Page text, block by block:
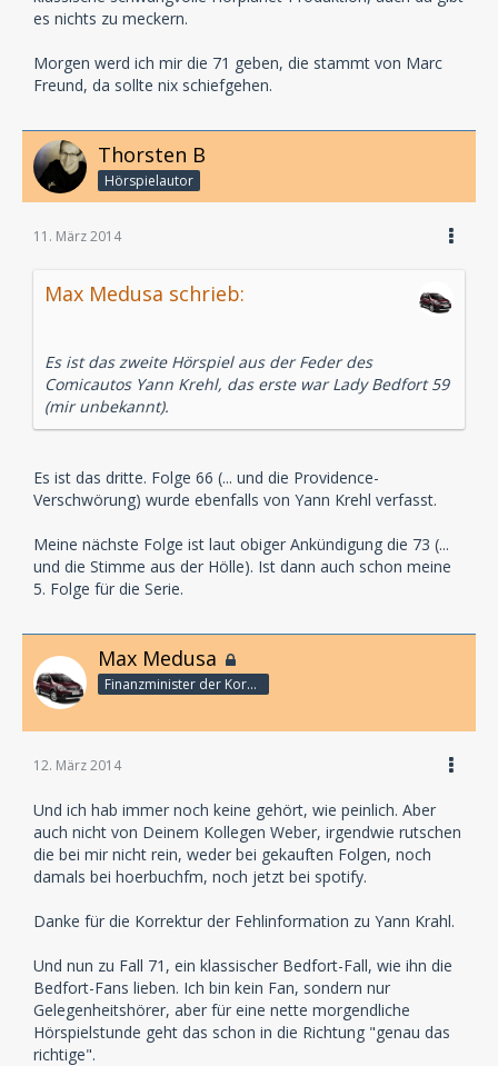
es nichts zu meckern.
Morgen werd ich mir die 71 geben, die stammt von Marc
Freund, da sollte nix schiefgehen.
Thorsten B
Hörspielautor
11. März 2014
Max Medusa schrieb:
Es ist das zweite Hörspiel aus der Feder des
Comicautos Yann Krehl, das erste war Lady Bedfort 59
(mir unbekannt).
Es ist das dritte. Folge 66 (... und die Providence-
Verschwörung) wurde ebenfalls von Yann Krehl verfasst.
Meine nächste Folge ist laut obiger Ankündigung die 73 (...
und die Stimme aus der Hölle). Ist dann auch schon meine
5. Folge für die Serie.
Max Medusa
Finanzminister der Korporation
12. März 2014
Und ich hab immer noch keine gehört, wie peinlich. Aber
auch nicht von Deinem Kollegen Weber, irgendwie rutschen
die bei mir nicht rein, weder bei gekauften Folgen, noch
damals bei hoerbuchfm, noch jetzt bei spotify.
Danke für die Korrektur der Fehlinformation zu Yann Krahl.
Und nun zu Fall 71, ein klassischer Bedfort-Fall, wie ihn die
Bedfort-Fans lieben. Ich bin kein Fan, sondern nur
Gelegenheitshörer, aber für eine nette morgendliche
Hörspielstunde geht das schon in die Richtung "genau das
richtige".